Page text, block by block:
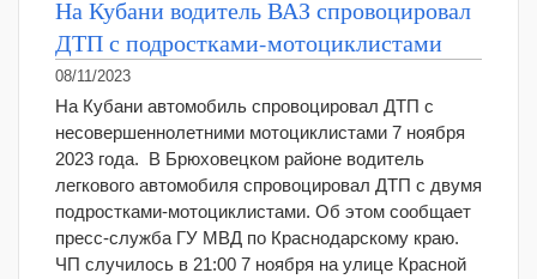
На Кубани водитель ВАЗ спровоцировал
ДТП с подростками-мотоциклистами
08/11/2023
На Кубани автомобиль спровоцировал ДТП с
несовершеннолетними мотоциклистами 7 ноября
2023 года. В Брюховецком районе водитель
легкового автомобиля спровоцировал ДТП с двумя
подростками-мотоциклистами. Об этом сообщает
пресс-служба ГУ МВД по Краснодарскому краю.
ЧП случилось в 21:00 7 ноября на улице Красной